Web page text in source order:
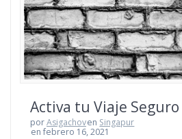
Activa tu Viaje
porAsigachoven Singapur
en febrero 16, 2021